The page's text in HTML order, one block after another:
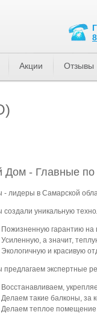
Дом - Главные по
- лидеры в Самарской
создали уникальную
Пожизненную гарантию на
Усиленную, а значит,
Экологичную и красивую
предлагаем экспертные
Восстанавливаем,
Делаем такие балконы, за
Делаем теплое помещение
Акции Отзывы